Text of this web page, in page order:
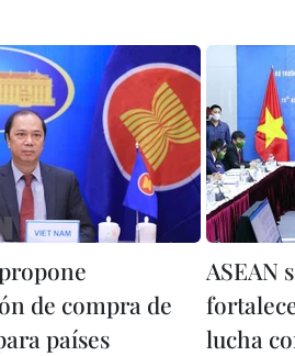
de compra de
países
ASEAN
lucha